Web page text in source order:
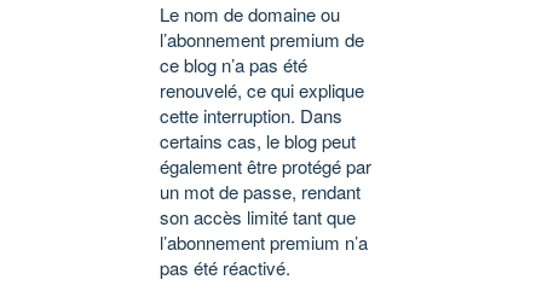
Le nom de domaine ou
l’abonnement premium de
ce blog n’a pas été
renouvelé, ce qui explique
cette interruption. Dans
certains cas, le blog peut
également être protégé par
un mot de passe, rendant
son accès limité tant que
l’abonnement premium n’a
pas été réactivé.